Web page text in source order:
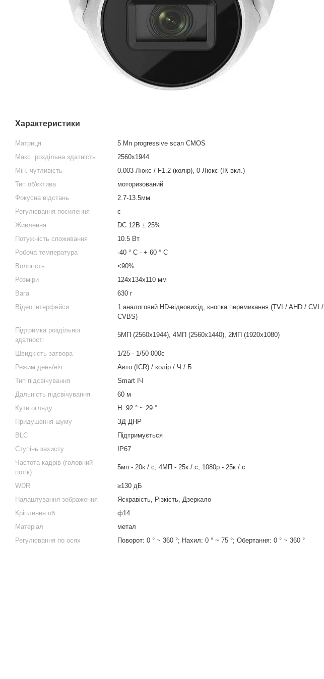
Характеристики
Матриця
5 Мп progressive scan CMOS
Макс. роздільна здатність
2560x1944
Мін. чутливість
0.003 Люкс / F1.2 (колір), 0 Люкс (ІК вкл.)
Тип об'єктива
моторизований
Фокусна відстань
2.7-13.5мм
Регулювання посилення
є
Живлення
DC 12В ± 25%
Потужність споживання
10.5 Вт
Робоча температура
-40 ° C - + 60 ° C
Вологість
<90%
Розміри
124x134x110 мм
Вага
630 г
Відео інтерфейси
1 аналоговий HD-відеовихід, кнопка перемикання (TVI / AHD / CVI /
CVBS)
Підтримка роздільної
здатності
5MП (2560x1944), 4МП (2560х1440), 2МП (1920x1080)
Швидкість затвора
1/25 - 1/50 000с
Режим день/ніч
Авто (ICR) / колір / Ч / Б
Тип підсвічування
Smart ІЧ
Дальність підсвічування
60 м
Кути огляду
H: 92 ° ~ 29 °
Придушення шуму
ЗД ДНР
BLC
Підтримується
Ступінь захисту
IP67
Частота кадрів (головний
потік)
5мп - 20к / с, 4МП - 25к / с, 1080р - 25к / с
WDR
≥130 дБ
Налаштування зображення
Яскравість, Різкість, Дзеркало
Кріплення об
ф14
Матеріал
метал
Регулювання по осях
Поворот: 0 ° ~ 360 °; Нахил: 0 ° ~ 75 °; Обертання: 0 ° ~ 360 °